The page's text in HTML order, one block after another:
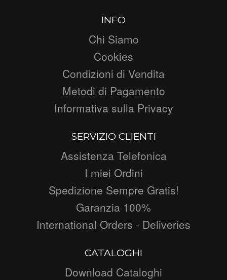
INFO
Chi Siamo
Cookies
Condizioni di Vendita
Metodi di Pagamento
Informativa sulla Privacy
SERVIZIO CLIENTI
Assistenza Telefonica
I miei Ordini
Spedizione Sempre Gratis!
Garanzia 100%
International Orders - Deliveries
CATALOGHI
Download Cataloghi